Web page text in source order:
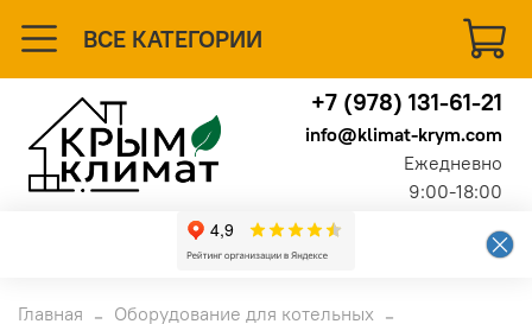
ВСЕ КАТЕГОРИИ
+7 (978) 131-61-21
info@klimat-krym.com
Ежедневно
9:00-18:00
Главная
Оборудование для котельных